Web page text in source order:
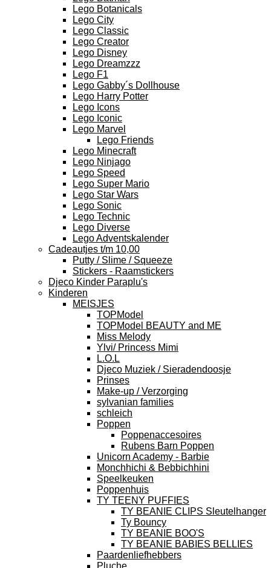
Lego Botanicals
Lego City
Lego Classic
Lego Creator
Lego Disney
Lego Dreamzzz
Lego F1
Lego Gabby´s Dollhouse
Lego Harry Potter
Lego Icons
Lego Iconic
Lego Marvel
Lego Friends
Lego Minecraft
Lego Ninjago
Lego Speed
Lego Super Mario
Lego Star Wars
Lego Sonic
Lego Technic
Lego Diverse
Lego Adventskalender
Cadeautjes t/m 10,00
Putty / Slime / Squeeze
Stickers - Raamstickers
Djeco Kinder Paraplu's
Kinderen
MEISJES
TOPModel
TOPModel BEAUTY and ME
Miss Melody
Ylvi/ Princess Mimi
L.O.L
Djeco Muziek / Sieradendoosje
Prinses
Make-up / Verzorging
sylvanian families
schleich
Poppen
Poppenaccesoires
Rubens Barn Poppen
Unicorn Academy - Barbie
Monchhichi & Bebbichhini
Speelkeuken
Poppenhuis
TY TEENY PUFFIES
TY BEANIE CLIPS Sleutelhanger
Ty Bouncy
TY BEANIE BOO'S
TY BEANIE BABIES BELLIES
Paardenliefhebbers
Pluche